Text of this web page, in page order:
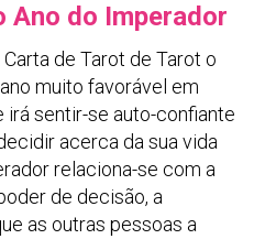
Ano do Imperador
de Tarot de Tarot o
muito favorável em
irá sentir-se auto-confiante
acerca da sua vida
relaciona-se com a
de decisão, a
as outras pessoas a